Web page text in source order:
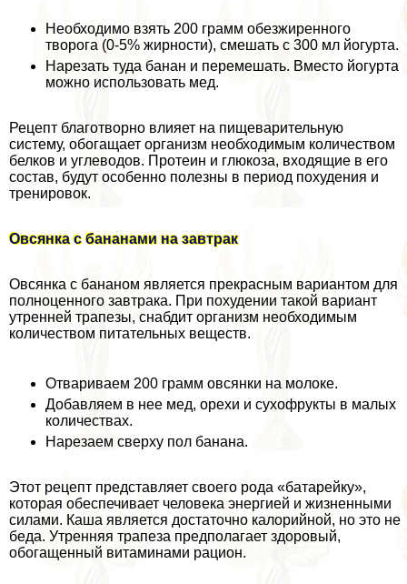
Необходимо взять 200 грамм обезжиренного
творога (0-5% жирности), смешать с 300 мл йогурта.
Нарезать туда банан и перемешать. Вместо йогурта
можно использовать мед.
Рецепт благотворно влияет на пищеварительную
систему, обогащает организм необходимым количеством
белков и углеводов. Протеин и глюкоза, входящие в его
состав, будут особенно полезны в период похудения и
тренировок.
Овсянка с бананами на завтpaк
Овсянка с бананом является прекрасным вариантом для
полноценного завтpaка. При похудении такой вариант
утренней трапезы, снабдит организм необходимым
количеством питательных веществ.
Отвариваем 200 грамм овсянки на молоке.
Добавляем в нее мед, орехи и сухофрукты в малых
количествах.
Нарезаем сверху пол банана.
Этот рецепт представляет своего рода «батарейку»,
которая обеспечивает человека энергией и жизненными
силами. Каша является достаточно калорийной, но это не
беда. Утренняя трапеза предполагает здоровый,
обогащенный витаминами рацион.